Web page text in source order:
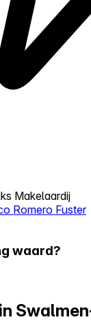
Makelaardij
Romero Fuster
waard?